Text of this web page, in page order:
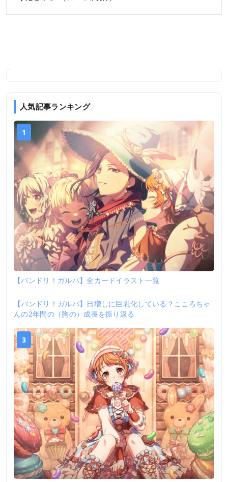
人気記事ランキング
1
【バンドリ！ガルパ】全カードイラスト一覧
2
【バンドリ！ガルパ】日増しに巨乳化している？こころちゃ
んの2年間の（胸の）成長を振り返る
3